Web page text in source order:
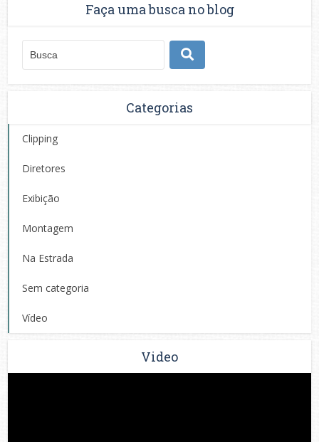
Faça uma busca no blog
Categorias
Clipping
Diretores
Exibição
Montagem
Na Estrada
Sem categoria
Vídeo
Video